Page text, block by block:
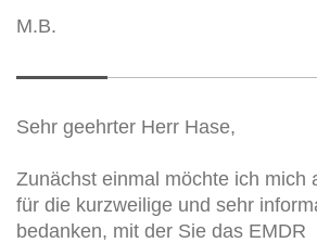
M.B.
Sehr geehrter Herr Hase,
Zunächst einmal möchte ich mich
für die kurzweilige und sehr
bedanken, mit der Sie das EMDR